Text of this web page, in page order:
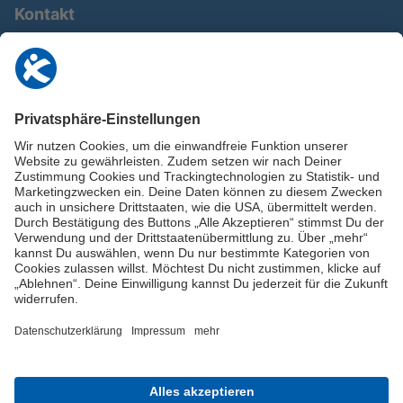
Kontakt
0911 / 9234 950
info@deutschland-im-plus.de
Impressum
Online-Schuldnerberatung
Stellen Sie hier Ihre Fragen und erhalten Sie kostenlos und umgehend
Informationen von unseren Schuldnerberater:innen.
Beratungshotline: 0800 / 5035851
Spendenkonto